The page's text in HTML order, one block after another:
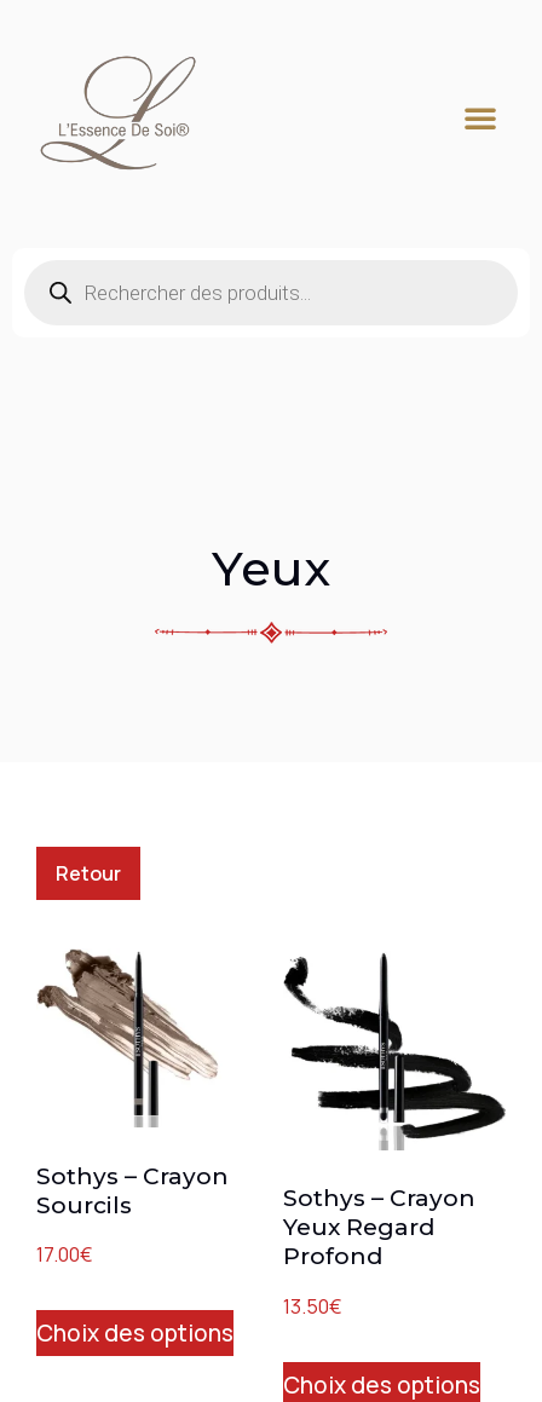
Yeux
Retour
Sothys – Crayon
Sourcils
17.00€
Choix des options
Sothys – Crayon
Yeux Regard
Profond
13.50€
Choix des options